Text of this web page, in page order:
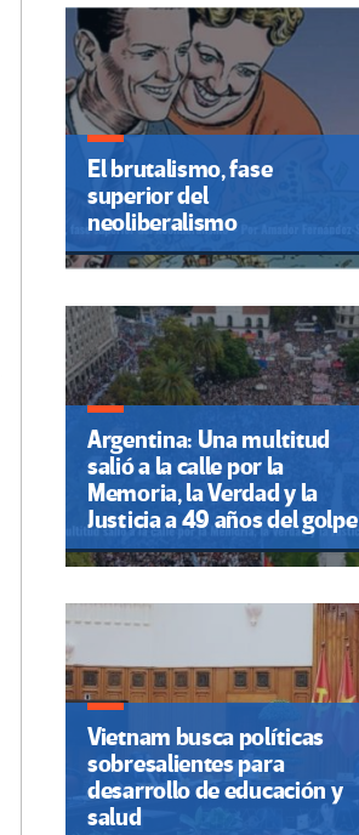
El brutalismo, fase
superior del
neoliberalismo
Argentina: Una multitud
salió a la calle por la
Memoria, la Verdad y la
Justicia a 49 años del golpe
Vietnam busca políticas
sobresalientes para
desarrollo de educación y
salud